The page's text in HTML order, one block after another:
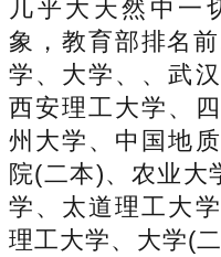
几乎大天然中一
象，教育部排名
学、大学、、武
西安理工大学、
州大学、中国地
院(二本)、农业大
学、太道理工大
理工大学、大学(